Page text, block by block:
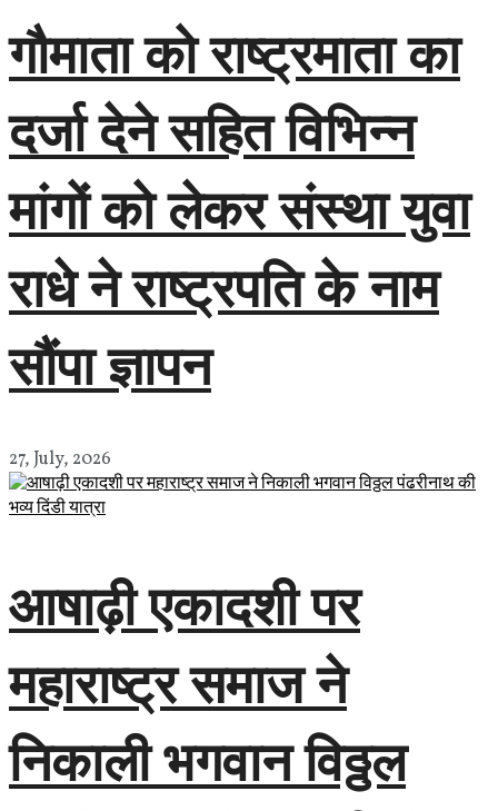
गौमाता को राष्ट्रमाता का
दर्जा देने सहित विभिन्न
मांगों को लेकर संस्था युवा
राधे ने राष्ट्रपति के नाम
सौंपा ज्ञापन
27, July, 2026
आषाढ़ी एकादशी पर
महाराष्ट्र समाज ने
निकाली भगवान विठ्ठल